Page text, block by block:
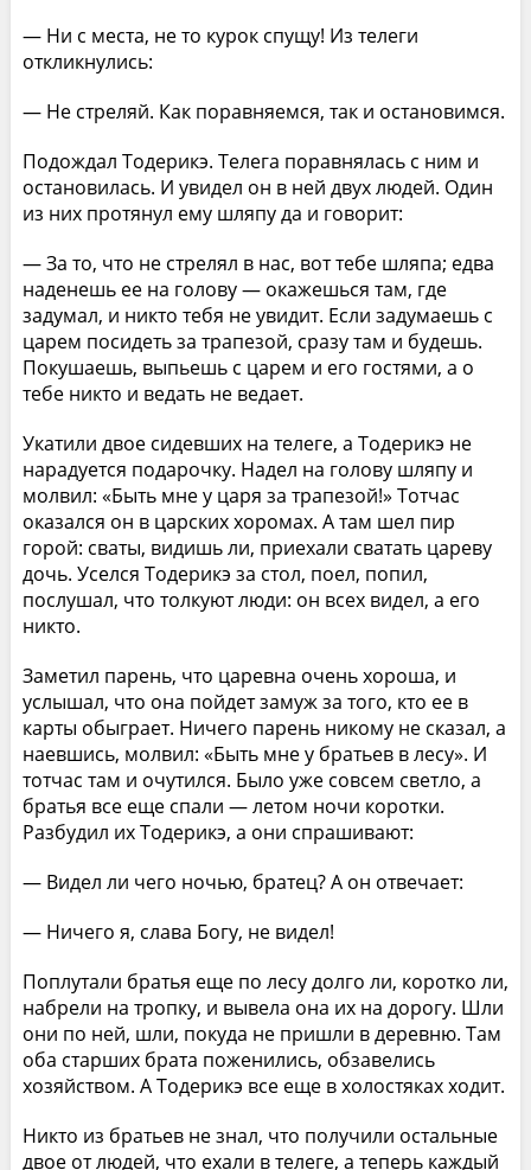
— Ни с места, не то курок спущу! Из телеги
откликнулись:
— Не стреляй. Как поравняемся, так и остановимся.
Подождал Тодерикэ. Телега поравнялась с ним и
остановилась. И увидел он в ней двух людей. Один
из них протянул ему шляпу да и говорит:
— За то, что не стрелял в нас, вот тебе шляпа; едва
наденешь ее на голову — окажешься там, где
задумал, и никто тебя не увидит. Если задумаешь с
царем посидеть за трапезой, сразу там и будешь.
Покушаешь, выпьешь с царем и его гостями, а о
тебе никто и ведать не ведает.
Укатили двое сидевших на телеге, а Тодерикэ не
нарадуется подарочку. Надел на голову шляпу и
молвил: «Быть мне у царя за трапезой!» Тотчас
оказался он в царских хоромах. А там шел пир
горой: сваты, видишь ли, приехали сватать цареву
дочь. Уселся Тодерикэ за стол, поел, попил,
послушал, что толкуют люди: он всех видел, а его
никто.
Заметил парень, что царевна очень хороша, и
услышал, что она пойдет замуж за того, кто ее в
карты обыграет. Ничего парень никому не сказал, а
наевшись, молвил: «Быть мне у братьев в лесу». И
тотчас там и очутился. Было уже совсем светло, а
братья все еще спали — летом ночи коротки.
Разбудил их Тодерикэ, а они спрашивают:
— Видел ли чего ночью, братец? А он отвечает:
— Ничего я, слава Богу, не видел!
Поплутали братья еще по лесу долго ли, коротко ли,
набрели на тропку, и вывела она их на дорогу. Шли
они по ней, шли, покуда не пришли в деревню. Там
оба старших брата поженились, обзавелись
хозяйством. А Тодерикэ все еще в холостяках ходит.
Никто из братьев не знал, что получили остальные
двое от людей, что ехали в телеге, а теперь каждый